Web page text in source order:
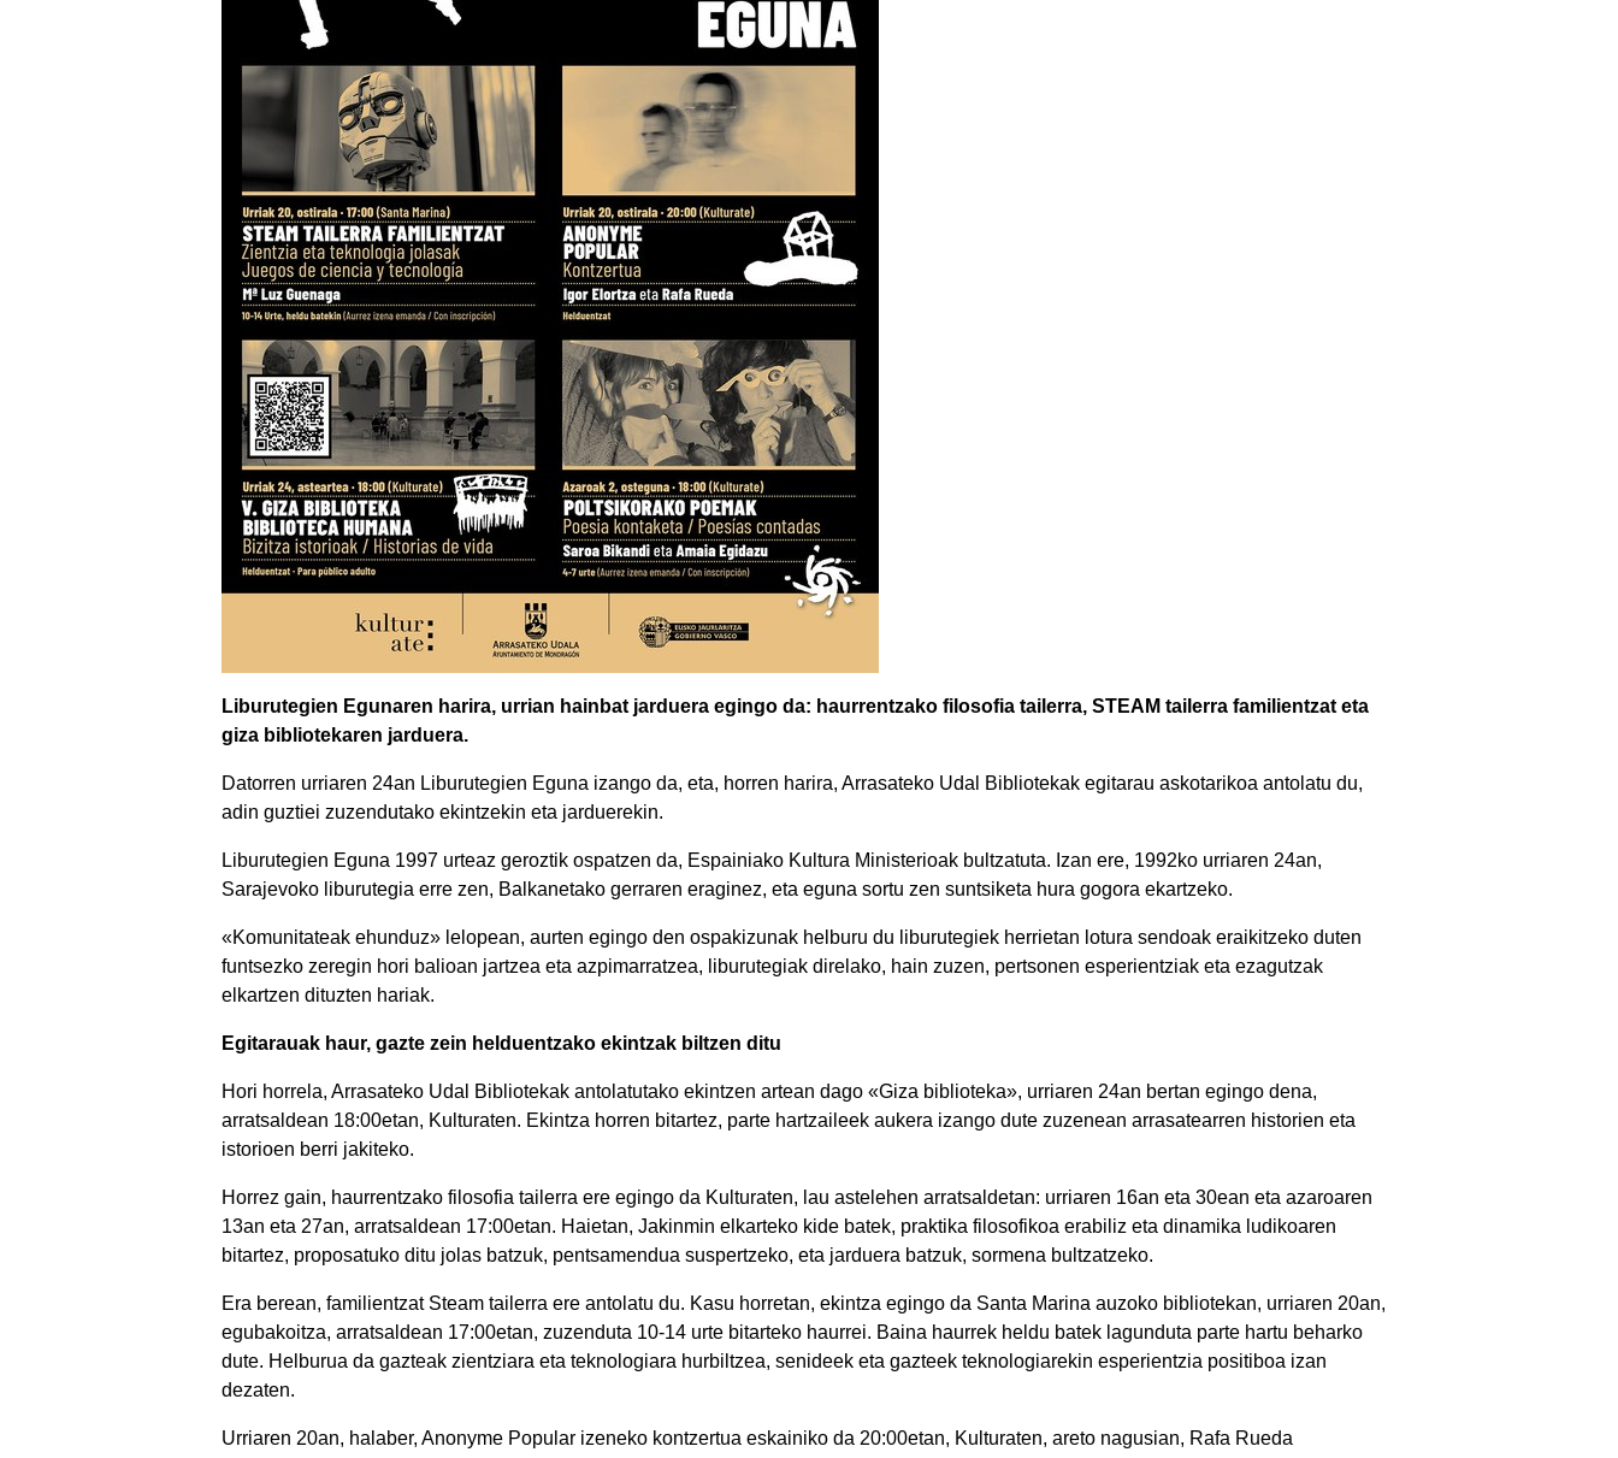
Liburutegien Egunaren harira, urrian hainbat jarduera egingo da: haurrentzako filosofia tailerra, STEAM tailerra familientzat eta
giza bibliotekaren jarduera.
Datorren urriaren 24an Liburutegien Eguna izango da, eta, horren harira, Arrasateko Udal Bibliotekak egitarau askotarikoa antolatu du,
adin guztiei zuzendutako ekintzekin eta jarduerekin.
Liburutegien Eguna 1997 urteaz geroztik ospatzen da, Espainiako Kultura Ministerioak bultzatuta. Izan ere, 1992ko urriaren 24an,
Sarajevoko liburutegia erre zen, Balkanetako gerraren eraginez, eta eguna sortu zen suntsiketa hura gogora ekartzeko.
«Komunitateak ehunduz» lelopean, aurten egingo den ospakizunak helburu du liburutegiek herrietan lotura sendoak eraikitzeko duten
funtsezko zeregin hori balioan jartzea eta azpimarratzea, liburutegiak direlako, hain zuzen, pertsonen esperientziak eta ezagutzak
elkartzen dituzten hariak.
Egitarauak haur, gazte zein helduentzako ekintzak biltzen ditu
Hori horrela, Arrasateko Udal Bibliotekak antolatutako ekintzen artean dago «Giza biblioteka», urriaren 24an bertan egingo dena,
arratsaldean 18:00etan, Kulturaten. Ekintza horren bitartez, parte hartzaileek aukera izango dute zuzenean arrasatearren historien eta
istorioen berri jakiteko.
Horrez gain, haurrentzako filosofia tailerra ere egingo da Kulturaten, lau astelehen arratsaldetan: urriaren 16an eta 30ean eta azaroaren
13an eta 27an, arratsaldean 17:00etan. Haietan, Jakinmin elkarteko kide batek, praktika filosofikoa erabiliz eta dinamika ludikoaren
bitartez, proposatuko ditu jolas batzuk, pentsamendua suspertzeko, eta jarduera batzuk, sormena bultzatzeko.
Era berean, familientzat Steam tailerra ere antolatu du. Kasu horretan, ekintza egingo da Santa Marina auzoko bibliotekan, urriaren 20an,
egubakoitza, arratsaldean 17:00etan, zuzenduta 10-14 urte bitarteko haurrei. Baina haurrek heldu batek lagunduta parte hartu beharko
dute. Helburua da gazteak zientziara eta teknologiara hurbiltzea, senideek eta gazteek teknologiarekin esperientzia positiboa izan
dezaten.
Urriaren 20an, halaber, Anonyme Popular izeneko kontzertua eskainiko da 20:00etan, Kulturaten, areto nagusian, Rafa Rueda